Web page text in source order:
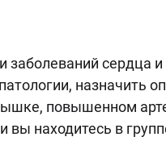
заболеваний сердца
назначить
повышенном
находитесь в